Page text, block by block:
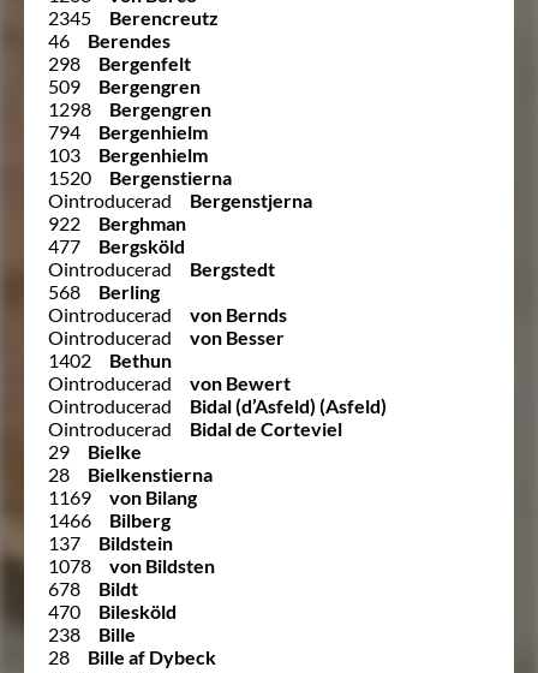
2345
Berencreutz
46
Berendes
298
Bergenfelt
509
Bergengren
1298
Bergengren
794
Bergenhielm
103
Bergenhielm
1520
Bergenstierna
Ointroducerad
Bergenstjerna
922
Berghman
477
Bergsköld
Ointroducerad
Bergstedt
568
Berling
Ointroducerad
von Bernds
Ointroducerad
von Besser
1402
Bethun
Ointroducerad
von Bewert
Ointroducerad
Bidal (d’Asfeld) (Asfeld)
Ointroducerad
Bidal de Corteviel
29
Bielke
28
Bielkenstierna
1169
von Bilang
1466
Bilberg
137
Bildstein
1078
von Bildsten
678
Bildt
470
Bilesköld
238
Bille
28
Bille af Dybeck